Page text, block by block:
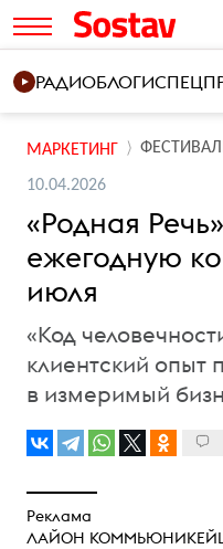
РАДИОБЛОГИ
МАРКЕТИНГ
10.04.2026
«Родная
ежегодную
июля
«Код
клиентский опыт
в измеримый
Реклама
ЛАЙОН